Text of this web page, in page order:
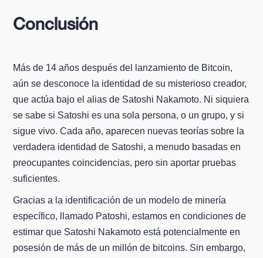
Conclusión
Más de 14 años después del lanzamiento de Bitcoin,
aún se desconoce la identidad de su misterioso creador,
que actúa bajo el alias de Satoshi Nakamoto. Ni siquiera
se sabe si Satoshi es una sola persona, o un grupo, y si
sigue vivo. Cada año, aparecen nuevas teorías sobre la
verdadera identidad de Satoshi, a menudo basadas en
preocupantes coincidencias, pero sin aportar pruebas
suficientes.
Gracias a la identificación de un modelo de minería
específico, llamado Patoshi, estamos en condiciones de
estimar que Satoshi Nakamoto está potencialmente en
posesión de más de un millón de bitcoins. Sin embargo,